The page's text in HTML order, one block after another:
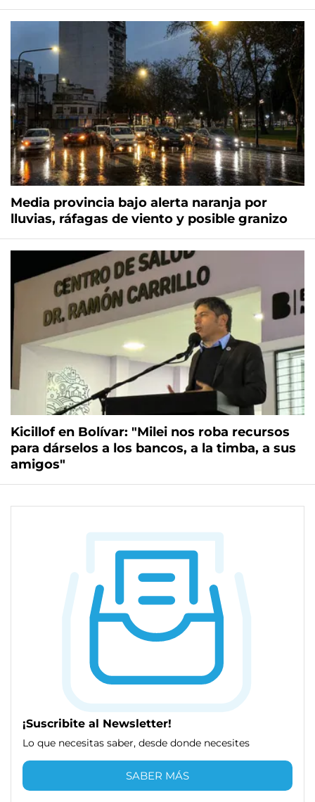
Media provincia bajo alerta naranja por
lluvias, ráfagas de viento y posible granizo
Kicillof en Bolívar: "Milei nos roba recursos
para dárselos a los bancos, a la timba, a sus
amigos"
¡Suscribite al Newsletter!
Lo que necesitas saber, desde donde necesites
SABER MÁS